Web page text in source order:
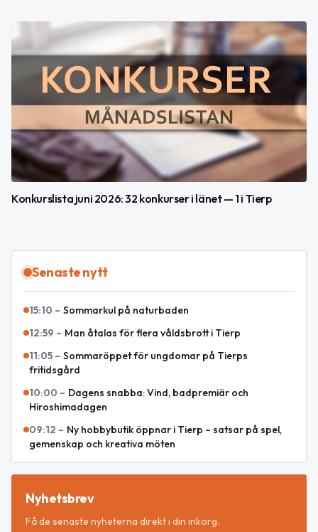
Konkurslista juni 2026: 32 konkurser i länet — 1 i Tierp
Senaste nytt
15:10 – Sommarkul på naturbaden
12:59 – Man åtalas för flera våldsbrott i Tierp
11:05 – Sommaröppet för ungdomar på Tierps
fritidsgård
10:00 – Dagens snabba: Vind, badpremiär och
Hiroshimadagen
09:12 – Ny hobbybutik öppnar i Tierp – satsar på spel,
gemenskap och kreativa möten
Nyhetsbrev
Få de senaste nyheterna direkt i din inkorg.